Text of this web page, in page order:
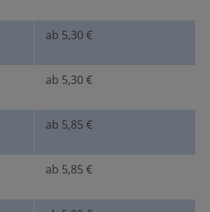
ab 5,30 €
ab 5,30 €
ab 5,85 €
ab 5,85 €